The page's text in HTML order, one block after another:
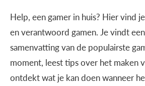
Help, een gamer in huis? Hier vind
en verantwoord gamen. Je vindt
samenvatting van de populairste
moment, leest tips over het maken
ontdekt wat je kan doen wanneer